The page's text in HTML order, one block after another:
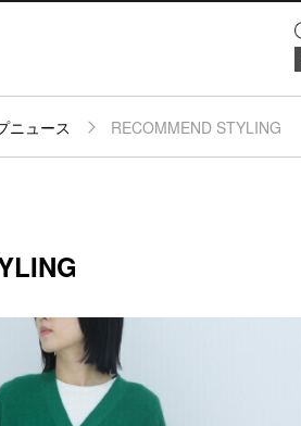
パーキング
イベント
ニュース RECOMMEND STYLING